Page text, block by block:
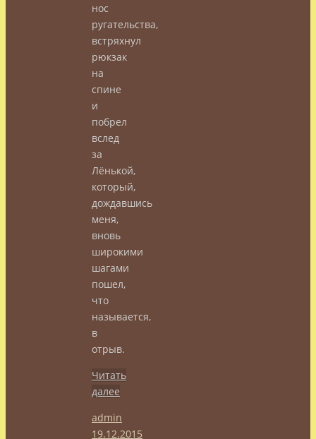
нос
ругательства,
встряхнул
рюкзак
на
спине
и
побрел
вслед
за
Лёнькой,
который,
дождавшись
меня,
вновь
широкими
шагами
пошел,
что
называется,
в
отрыв.
Читать
далее
admin
19.12.2015